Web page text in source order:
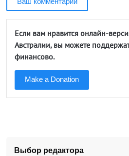
Если вам нравится онлайн-
Австралии, вы можете
финансово.
Make a Donation
Выбор редактора